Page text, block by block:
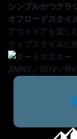
シンプルかつクラ
オフロードスタイ
アウトドアを楽し
ティブスタイルに
JIMNY／SUV／RV